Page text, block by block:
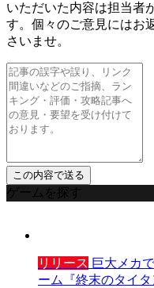
いただいた内容は担当者
す。個々のご意見にはお
さいませ。
ゲームを探す
リリース 巨大メカ
ーム『終末のタイ